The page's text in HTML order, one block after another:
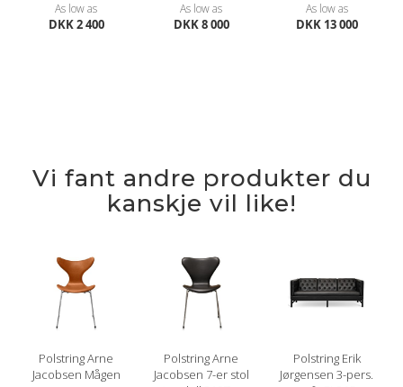
As low as
DKK 2 400
As low as
DKK 8 000
As low as
DKK 13 000
Vi fant andre produkter du
kanskje vil like!
Polstring Arne
Jacobsen Mågen
Polstring Arne
Jacobsen 7-er stol
Polstring Erik
Jørgensen 3-pers.